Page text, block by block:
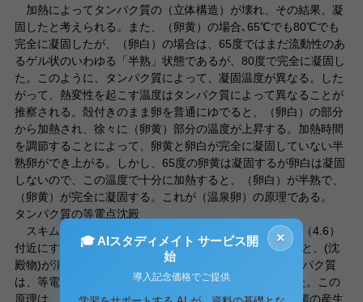
加熱によってタンパク質の（立体構造）が壊れ、その結果、凝
固したと考えられる。また、（卵黄）の場合､65℃でも80℃でも
完全に凝固したが、（卵白）の場合は、65度ではまだ流動性のあ
るゲル状のいわゆる「半熟」状態であるが、80度で完全に凝固し
た。このように、タンパク質によって、凝固温度が異なる。した
がって、熱変性を起こす温度はタンパク質によって異なることが
推察される。殻付きのまま卵を普通にゆでると、（卵白）の部分
から加熱され、徐々に（卵黄）部分の温度が上昇する。加熱時間
を調節することによって、卵黄と卵白が完全に凝固していない半
熟卵ができ上がる。しかし、65度の卵黄は凝固するが卵白は凝固
しないので、この温度で十分に加熱すると、（卵白）が半熟で、
（卵黄）が完全に凝固する。これが（温泉卵）の原理である。
タンパク質の等電点沈殿
スキムミルクのpHを塩酸によってカゼインの等電点の（4.6）
付近にすると（沈殿物）が生成され、さらにpHを下げると、(沈
殿物)が消失する。このことから、牛乳中のカゼインタンパク質
は、等電点付近で(不溶性沈殿物)になることが認められた。この
原理は、ヨーグルトの製造で見られる。すなわち、乳酸菌の産生
×
🎓 AIスタディメイト サービス開
始
導入記念価格でご提供